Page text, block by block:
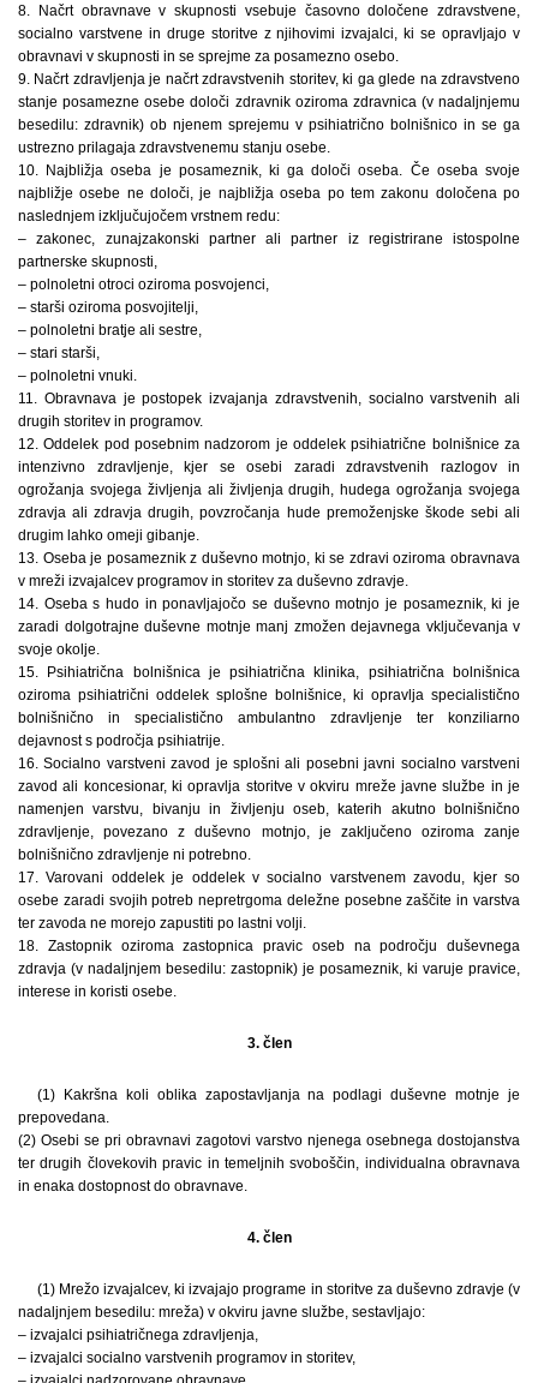
8. Načrt obravnave v skupnosti vsebuje časovno določene zdravstvene,
socialno varstvene in druge storitve z njihovimi izvajalci, ki se opravljajo v
obravnavi v skupnosti in se sprejme za posamezno osebo.
9. Načrt zdravljenja je načrt zdravstvenih storitev, ki ga glede na zdravstveno
stanje posamezne osebe določi zdravnik oziroma zdravnica (v nadaljnjemu
besedilu: zdravnik) ob njenem sprejemu v psihiatrično bolnišnico in se ga
ustrezno prilagaja zdravstvenemu stanju osebe.
10. Najbližja oseba je posameznik, ki ga določi oseba. Če oseba svoje
najbližje osebe ne določi, je najbližja oseba po tem zakonu določena po
naslednjem izključujočem vrstnem redu:
– zakonec, zunajzakonski partner ali partner iz registrirane istospolne
partnerske skupnosti,
– polnoletni otroci oziroma posvojenci,
– starši oziroma posvojitelji,
– polnoletni bratje ali sestre,
– stari starši,
– polnoletni vnuki.
11. Obravnava je postopek izvajanja zdravstvenih, socialno varstvenih ali
drugih storitev in programov.
12. Oddelek pod posebnim nadzorom je oddelek psihiatrične bolnišnice za
intenzivno zdravljenje, kjer se osebi zaradi zdravstvenih razlogov in
ogrožanja svojega življenja ali življenja drugih, hudega ogrožanja svojega
zdravja ali zdravja drugih, povzročanja hude premoženjske škode sebi ali
drugim lahko omeji gibanje.
13. Oseba je posameznik z duševno motnjo, ki se zdravi oziroma obravnava
v mreži izvajalcev programov in storitev za duševno zdravje.
14. Oseba s hudo in ponavljajočo se duševno motnjo je posameznik, ki je
zaradi dolgotrajne duševne motnje manj zmožen dejavnega vključevanja v
svoje okolje.
15. Psihiatrična bolnišnica je psihiatrična klinika, psihiatrična bolnišnica
oziroma psihiatrični oddelek splošne bolnišnice, ki opravlja specialistično
bolnišnično in specialistično ambulantno zdravljenje ter konziliarno
dejavnost s področja psihiatrije.
16. Socialno varstveni zavod je splošni ali posebni javni socialno varstveni
zavod ali koncesionar, ki opravlja storitve v okviru mreže javne službe in je
namenjen varstvu, bivanju in življenju oseb, katerih akutno bolnišnično
zdravljenje, povezano z duševno motnjo, je zaključeno oziroma zanje
bolnišnično zdravljenje ni potrebno.
17. Varovani oddelek je oddelek v socialno varstvenem zavodu, kjer so
osebe zaradi svojih potreb nepretrgoma deležne posebne zaščite in varstva
ter zavoda ne morejo zapustiti po lastni volji.
18. Zastopnik oziroma zastopnica pravic oseb na področju duševnega
zdravja (v nadaljnjem besedilu: zastopnik) je posameznik, ki varuje pravice,
interese in koristi osebe.
3. člen
(1) Kakršna koli oblika zapostavljanja na podlagi duševne motnje je
prepovedana.
(2) Osebi se pri obravnavi zagotovi varstvo njenega osebnega dostojanstva
ter drugih človekovih pravic in temeljnih svoboščin, individualna obravnava
in enaka dostopnost do obravnave.
4. člen
(1) Mrežo izvajalcev, ki izvajajo programe in storitve za duševno zdravje (v
nadaljnjem besedilu: mreža) v okviru javne službe, sestavljajo:
– izvajalci psihiatričnega zdravljenja,
– izvajalci socialno varstvenih programov in storitev,